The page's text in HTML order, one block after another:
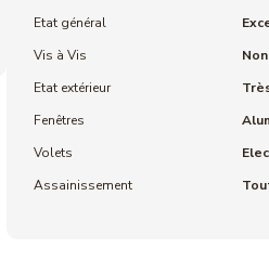
Etat général
Vis à Vis
Non
Etat extérieur
Fenêtres
Volets
Assainissement